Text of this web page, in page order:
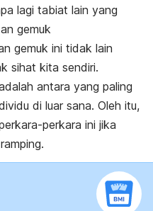
lagi tabiat lain yang
gemuk
gemuk ini tidak lain
sihat kita sendiri.
antara yang paling
di luar sana. Oleh itu,
perkara ini jika